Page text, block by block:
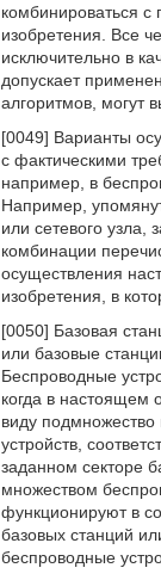
комбинироваться
изобретения. Все
исключительно в
допускает
алгоритмов, могут
[0049] Варианты
с фактическими
например, в
Например,
или сетевого узла,
комбинации
осуществления
изобретения, в
[0050] Базовая
или базовые
Беспроводные
когда в настоящем
виду
устройств,
заданном секторе
множеством
функционируют в
базовых станций
беспроводные